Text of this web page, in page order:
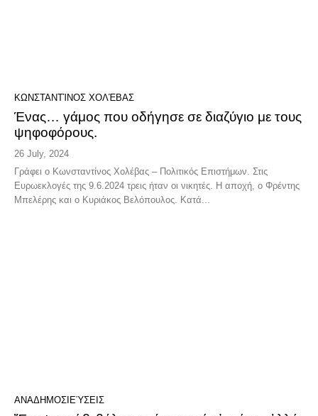
ΚΩΝΣΤΑΝΤΊΝΟΣ ΧΟΛΈΒΑΣ
Ένας… γάμος που οδήγησε σε διαζύγιο με τους
ψηφοφόρους.
26 July, 2024
Γράφει ο Κωνσταντίνος Χολέβας – Πολιτικός Επιστήμων. Στις
Ευρωεκλογές της 9.6.2024 τρεις ήταν οι νικητές. Η αποχή, ο Φρέντης
Μπελέρης και ο Κυριάκος Βελόπουλος. Κατά...
ΑΝΑΔΗΜΟΣΙΕΎΣΕΙΣ